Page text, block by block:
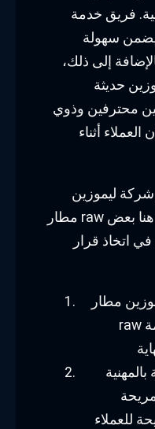
فريق خدمة
سهولة
إلى ذلك،
حديثة
محترفين وذوي
أثناء
شركة ليموزين
مطار raw بدلاً من شركات أخرى. إذاً، هنا بعض
اتخاذ قرار
مطار
raw الوفاء بالمواعيد وتوفير خدمة